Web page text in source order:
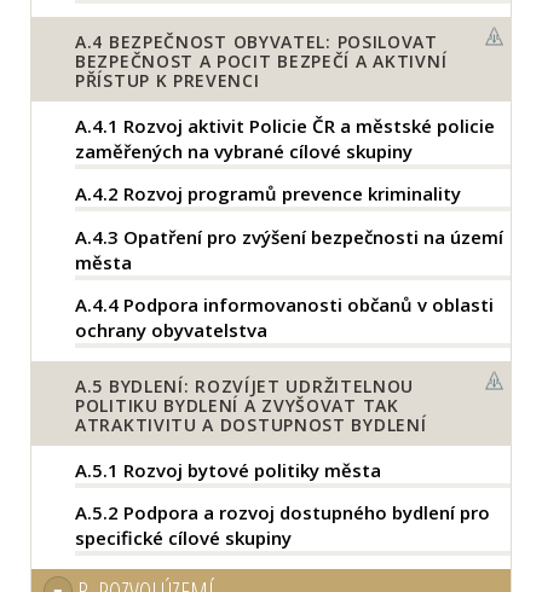
A.4 BEZPEČNOST OBYVATEL: POSILOVAT
BEZPEČNOST A POCIT BEZPEČÍ A AKTIVNÍ
PŘÍSTUP K PREVENCI
A.4.1 Rozvoj aktivit Policie ČR a městské policie
zaměřených na vybrané cílové skupiny
A.4.2 Rozvoj programů prevence kriminality
A.4.3 Opatření pro zvýšení bezpečnosti na území
města
A.4.4 Podpora informovanosti občanů v oblasti
ochrany obyvatelstva
A.5 BYDLENÍ: ROZVÍJET UDRŽITELNOU
POLITIKU BYDLENÍ A ZVYŠOVAT TAK
ATRAKTIVITU A DOSTUPNOST BYDLENÍ
A.5.1 Rozvoj bytové politiky města
A.5.2 Podpora a rozvoj dostupného bydlení pro
specifické cílové skupiny